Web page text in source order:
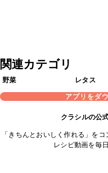
関連カテゴリ
野菜
レタス
アプリをダ
クラシルの公
「きちんとおいしく作れる」を
レシピ動画を毎